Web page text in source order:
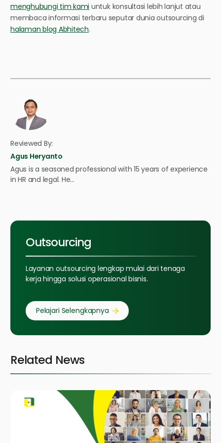
menghubungi tim kami untuk konsultasi lebih lanjut atau
membaca informasi terbaru seputar dunia outsourcing di
halaman blog Abhitech.
Reviewed By:
Agus Heryanto
Agus is a seasoned professional with 15 years of experience
in HR and legal. He…
Outsourcing
Layanan outsourcing lengkap mulai dari tenaga
kerja hingga solusi operasional bisnis.
Pelajari Selengkapnya
Related News